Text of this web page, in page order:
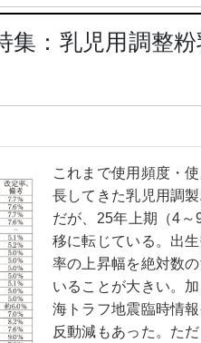
集：乳児用調整
これまで使用頻度・
長してきた乳児用調
だが、25年上期（4～
移に転じている。出
率の上昇幅を絶対数
いることが大きい。
海トラフ地震臨時情
反動減もあった。た